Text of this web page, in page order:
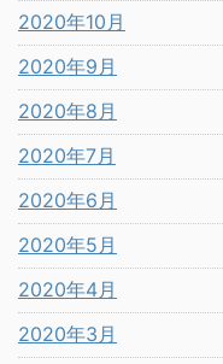
2020年10月
2020年9月
2020年8月
2020年7月
2020年6月
2020年5月
2020年4月
2020年3月